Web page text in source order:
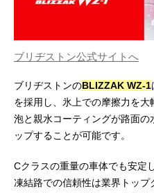
ブリヂストン公式サイトへ
ブリヂストンのBLIZZAK WZ-1
を採用し、氷上での摩擦力を
泡と親水コーティングが路面の
ップすることが可能です。
Cクラスの重量の車体でも安定
凍結路での信頼性は業界トップ